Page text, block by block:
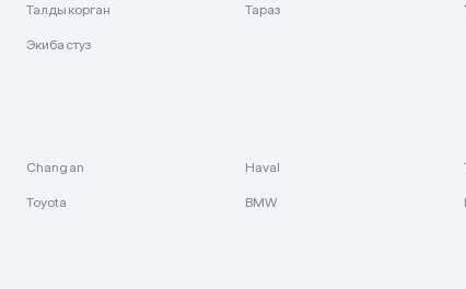
Талдыкорган Тараз
Экибастуз
Changan Haval
Toyota BMW